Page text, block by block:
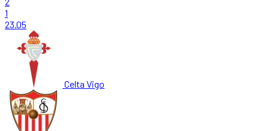
1
23.05
Celta Vigo